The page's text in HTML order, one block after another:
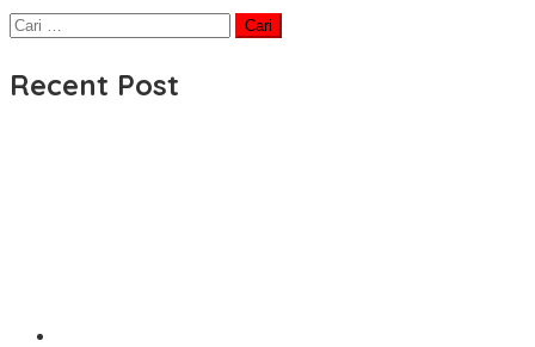
Cari
untuk:
Recent Post